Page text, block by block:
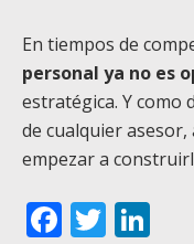
En tiempos de
personal ya no es
estratégica. Y como
de cualquier
empezar a
Facebook